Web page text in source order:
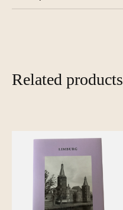
Related products